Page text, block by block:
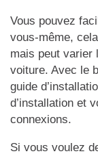
Vous pouvez
vous-même,
mais peut varier
voiture. Avec le
guide
d’installation et
connexions.
Si vous voulez